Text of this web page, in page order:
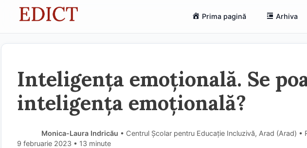
Prima pagină Arhiva
Inteligența emoțională. Se
inteligența emoțională?
Monica-Laura Indricău • Centrul Școlar pentru Educație Incluzivă, Arad (Arad) •
9 februarie 2023 • 13 minute